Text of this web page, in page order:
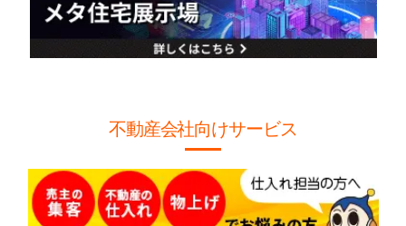
不動産会社向けサービス